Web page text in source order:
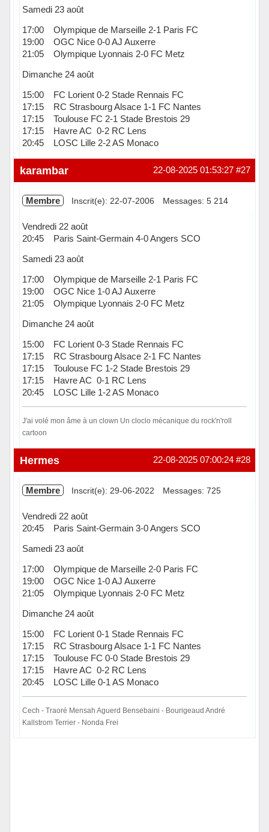
Samedi 23 août
17:00 Olympique de Marseille 2-1 Paris FC
19:00 OGC Nice 0-0 AJ Auxerre
21:05 Olympique Lyonnais 2-0 FC Metz
Dimanche 24 août
15:00 FC Lorient 0-2 Stade Rennais FC
17:15 RC Strasbourg Alsace 1-1 FC Nantes
17:15 Toulouse FC 2-1 Stade Brestois 29
17:15 Havre AC 0-2 RC Lens
20:45 LOSC Lille 2-2 AS Monaco
Hors ligne #27
22-08-2025 01:53:27
karambar
Membre Inscrit(e): 22-07-2006 Messages: 5 214
Vendredi 22 août
20:45 Paris Saint-Germain 4-0 Angers SCO
Samedi 23 août
17:00 Olympique de Marseille 2-1 Paris FC
19:00 OGC Nice 1-0 AJ Auxerre
21:05 Olympique Lyonnais 2-0 FC Metz
Dimanche 24 août
15:00 FC Lorient 0-3 Stade Rennais FC
17:15 RC Strasbourg Alsace 2-1 FC Nantes
17:15 Toulouse FC 1-2 Stade Brestois 29
17:15 Havre AC 0-1 RC Lens
20:45 LOSC Lille 1-2 AS Monaco
J'ai volé mon âme à un clown Un cloclo mécanique du rock'n'roll
cartoon
Hors ligne #28
22-08-2025 07:00:24
Hermes
Membre Inscrit(e): 29-06-2022 Messages: 725
Vendredi 22 août
20:45 Paris Saint-Germain 3-0 Angers SCO
Samedi 23 août
17:00 Olympique de Marseille 2-0 Paris FC
19:00 OGC Nice 1-0 AJ Auxerre
21:05 Olympique Lyonnais 2-0 FC Metz
Dimanche 24 août
15:00 FC Lorient 0-1 Stade Rennais FC
17:15 RC Strasbourg Alsace 1-1 FC Nantes
17:15 Toulouse FC 0-0 Stade Brestois 29
17:15 Havre AC 0-2 RC Lens
20:45 LOSC Lille 0-1 AS Monaco
Cech - Traoré Mensah Aguerd Bensebaini - Bourigeaud André
Kallstrom Terrier - Nonda Frei